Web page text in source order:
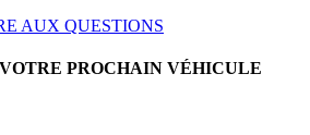
AUX QUESTIONS
PROCHAIN VÉHICULE